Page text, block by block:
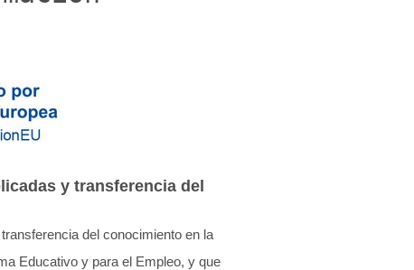
y transferencia del
del conocimiento en la
Educativo y para el Empleo, y que